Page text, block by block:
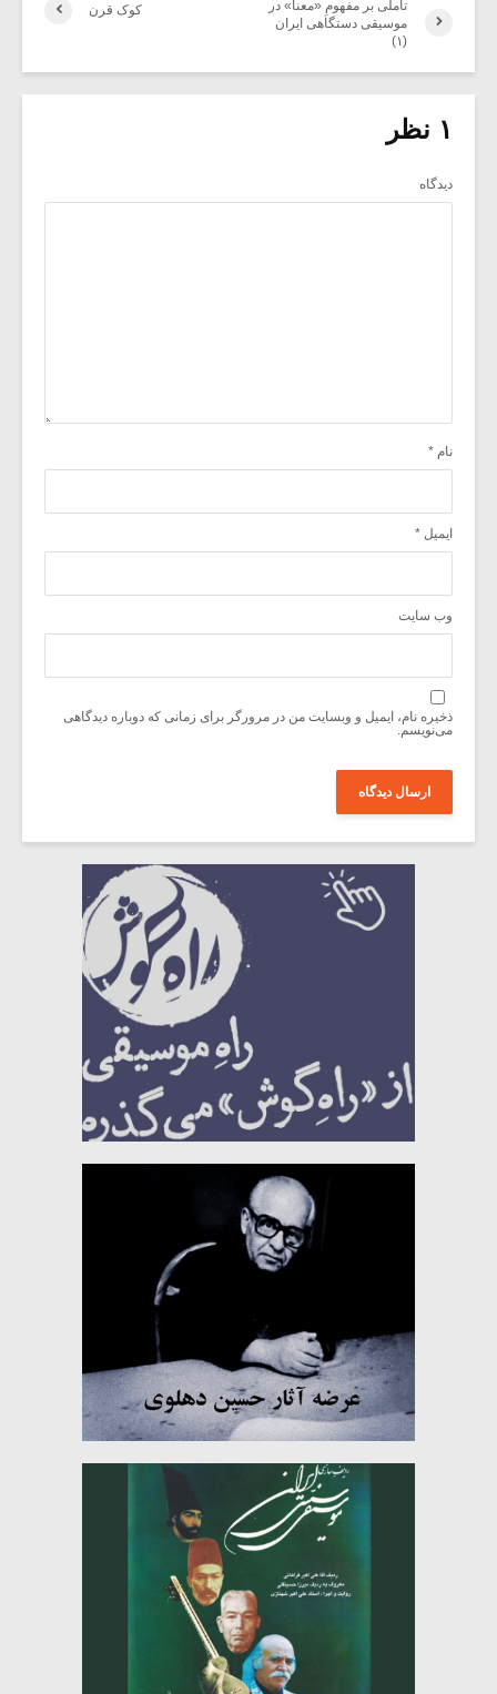
کوک ‌قرن
تأملی بر مفهومِ «معنا» در
موسیقی دستگاهی ایران
(۱)
۱ نظر
دیدگاه
نام *
ایمیل *
وب‌ سایت
ذخیره نام، ایمیل و وبسایت من در مرورگر برای زمانی که دوباره دیدگاهی
می‌نویسم.